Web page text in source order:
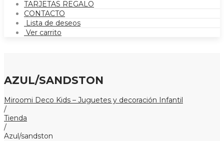
TARJETAS REGALO
CONTACTO
Lista de deseos
Ver carrito
AZUL/SANDSTON
Miroomi Deco Kids – Juguetes y decoración Infantil
/
Tienda
/
Azul/sandston